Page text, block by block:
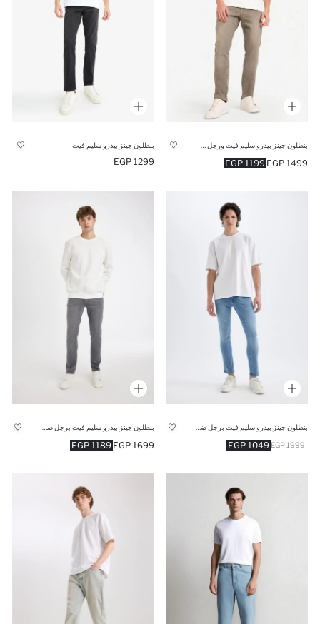
1199 EGP 1499 EGP
بنطلون جينز بيدرو سليم فيت
1299 EGP
1049 EGP 1999 EGP
1189 EGP 1699 EGP